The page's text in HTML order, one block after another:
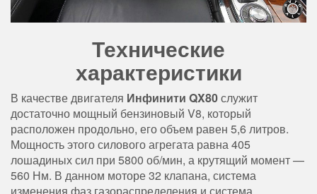
Технические
характеристики
В качестве двигателя Инфинити QX80служит
достаточно мощный бензиновый V8, который
расположен продольно, его объем равен 5,6 литров.
Мощность этого силового агрегата равна 405
лошадиных сил при 5800 об/мин, а крутящий момент —
560 Нм. В данном моторе 32 клапана, система